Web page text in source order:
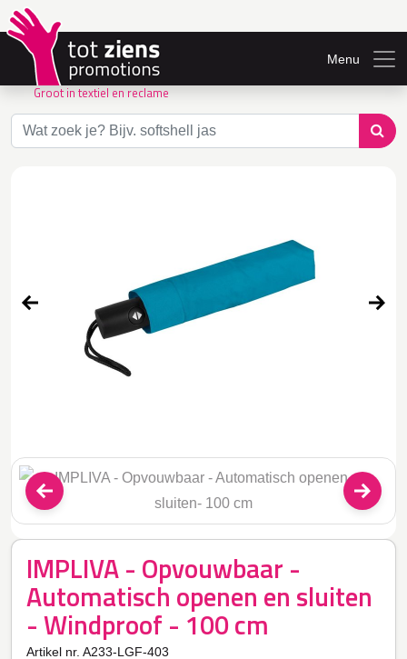
Groot in textiel en reclame
Menu
IMPLIVA - Opvouwbaar -
Automatisch openen en sluiten
- Windproof - 100 cm
Artikel nr. A233-LGF-403